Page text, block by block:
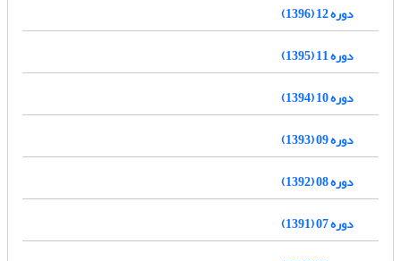
دوره 12 (1396)
دوره 11 (1395)
دوره 10 (1394)
دوره 09 (1393)
دوره 08 (1392)
دوره 07 (1391)